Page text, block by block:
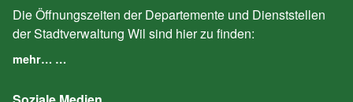
Die Öffnungszeiten der Departemente und Dienststellen
der Stadtverwaltung Wil sind hier zu finden:
mehr… …